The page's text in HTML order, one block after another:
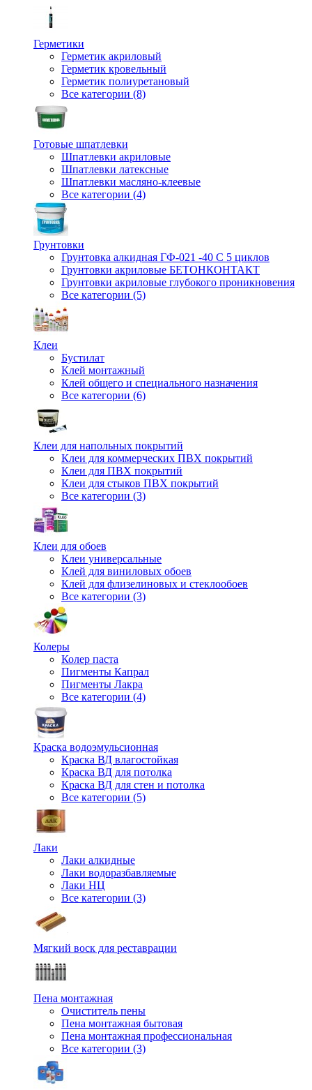
Герметики
Герметик акриловый
Герметик кровельный
Герметик полиуретановый
Все категории (8)
Готовые шпатлевки
Шпатлевки акриловые
Шпатлевки латексные
Шпатлевки масляно-клеевые
Все категории (4)
Грунтовки
Грунтовка алкидная ГФ-021 -40 С 5 циклов
Грунтовки акриловые БЕТОНКОНТАКТ
Грунтовки акриловые глубокого проникновения
Все категории (5)
Клеи
Бустилат
Клей монтажный
Клей общего и специального назначения
Все категории (6)
Клеи для напольных покрытий
Клеи для коммерческих ПВХ покрытий
Клеи для ПВХ покрытий
Клеи для стыков ПВХ покрытий
Все категории (3)
Клеи для обоев
Клеи универсальные
Клей для виниловых обоев
Клей для флизелиновых и стеклообоев
Все категории (3)
Колеры
Колер паста
Пигменты Капрал
Пигменты Лакра
Все категории (4)
Краска водоэмульсионная
Краска ВД влагостойкая
Краска ВД для потолка
Краска ВД для стен и потолка
Все категории (5)
Лаки
Лаки алкидные
Лаки водоразбавляемые
Лаки НЦ
Все категории (3)
Мягкий воск для реставрации
Пена монтажная
Очиститель пены
Пена монтажная бытовая
Пена монтажная профессиональная
Все категории (3)